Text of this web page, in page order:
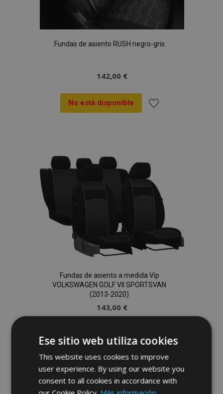
Fundas de asiento RUSH negro-gris
142,00 €
No está disponible
Lista
de
Deseos
Fundas de asiento a medida Vip
VOLKSWAGEN GOLF VII SPORTSVAN
(2013-2020)
143,00 €
Añadir
a la
Ese sitio web utiliza cookies
This website uses cookies to improve
user experience. By using our website you
consent to all cookies in accordance with